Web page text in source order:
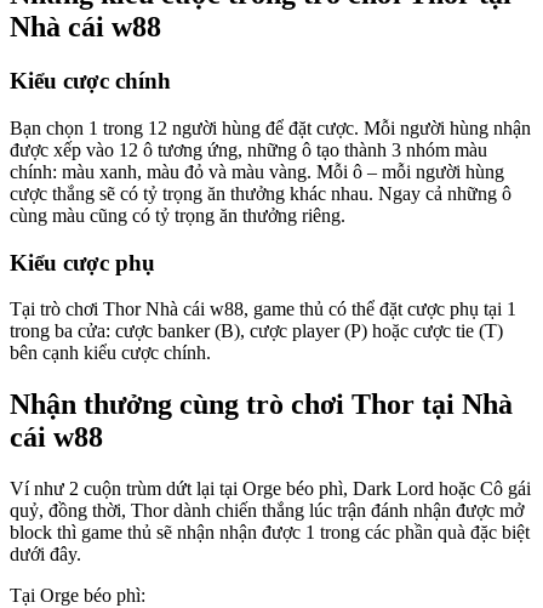
Nhà cái w88
Kiểu cược chính
Bạn chọn 1 trong 12 người hùng để đặt cược. Mỗi người hùng nhận
được xếp vào 12 ô tương ứng, những ô tạo thành 3 nhóm màu
chính: màu xanh, màu đỏ và màu vàng. Mỗi ô – mỗi người hùng
cược thắng sẽ có tỷ trọng ăn thưởng khác nhau. Ngay cả những ô
cùng màu cũng có tỷ trọng ăn thưởng riêng.
Kiểu cược phụ
Tại trò chơi Thor Nhà cái w88, game thủ có thể đặt cược phụ tại 1
trong ba cửa: cược banker (B), cược player (P) hoặc cược tie (T)
bên cạnh kiểu cược chính.
Nhận thưởng cùng trò chơi Thor tại Nhà
cái w88
Ví như 2 cuộn trùm dứt lại tại Orge béo phì, Dark Lord hoặc Cô gái
quỷ, đồng thời, Thor dành chiến thắng lúc trận đánh nhận được mở
block thì game thủ sẽ nhận nhận được 1 trong các phần quà đặc biệt
dưới đây.
Tại Orge béo phì: